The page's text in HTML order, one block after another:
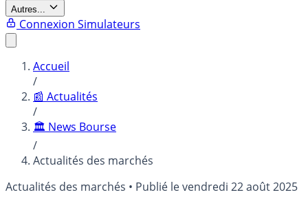
Autres...
Connexion Simulateurs
Accueil
/
📰 Actualités
/
🏛️ News Bourse
/
Actualités des marchés
Actualités des marchés • Publié levendredi 22 août 2025